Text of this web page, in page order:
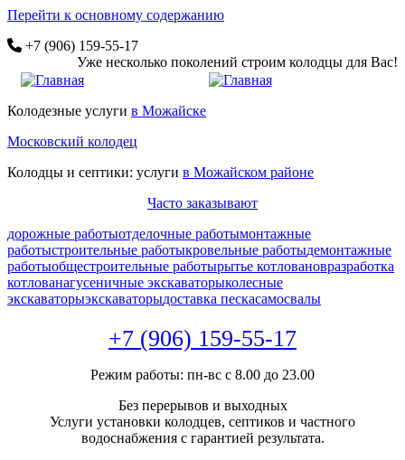
Перейти к основному содержанию
+7 (906) 159-55-17
Уже несколько поколений строим колодцы для Вас!
Колодезные услуги в Можайске
Московский колодец
Колодцы и септики: услуги в Можайском районе
Часто заказывают
дорожные работыотделочные работымонтажные
работыстроительные работыкровельные работыдемонтажные
работыобщестроительные работырытье котловановразработка
котлованагусеничные экскаваторыколесные
экскаваторыэкскаваторыдоставка пескасамосвалы
+7 (906) 159-55-17
Режим работы: пн-вс с 8.00 до 23.00
Без перерывов и выходных
Услуги установки колодцев, септиков и частного
водоснабжения с гарантией результата.